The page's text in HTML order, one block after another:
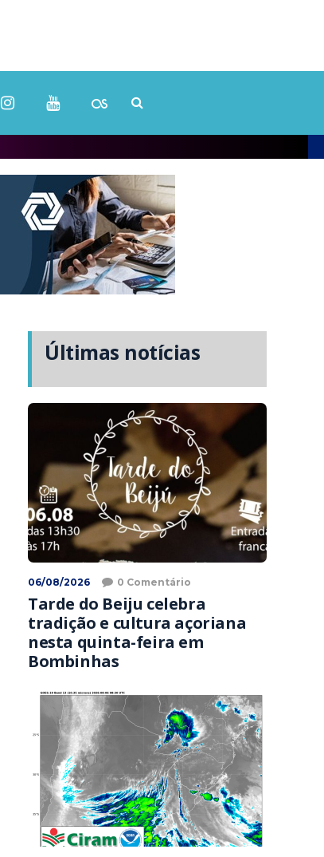
Últimas notícias
06/08/2026 0 Comentário
Tarde do Beiju celebra
tradição e cultura açoriana
nesta quinta-feira em
Bombinhas